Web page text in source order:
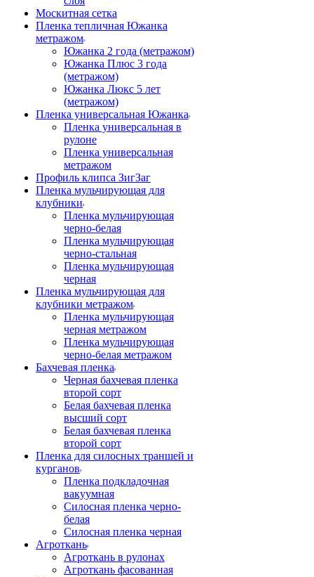
Москитная сетка
Пленка тепличная Южанка
метражом
Южанка 2 года (метражом)
Южанка Плюс 3 года
(метражом)
Южанка Люкс 5 лет
(метражом)
Пленка универсальная Южанка
Пленка универсальная в
рулоне
Пленка универсальная
метражом
Профиль клипса ЗигЗаг
Пленка мульчирующая для
клубники
Пленка мульчирующая
черно-белая
Пленка мульчирующая
черно-стальная
Пленка мульчирующая
черная
Пленка мульчирующая для
клубники метражом
Пленка мульчирующая
черная метражом
Пленка мульчирующая
черно-белая метражом
Бахчевая пленка
Черная бахчевая пленка
второй сорт
Белая бахчевая пленка
высший сорт
Белая бахчевая пленка
второй сорт
Пленка для силосных траншей и
курганов
Пленка подкладочная
вакуумная
Силосная пленка черно-
белая
Силосная пленка черная
Агроткань
Агроткань в рулонах
Агроткань фасованная